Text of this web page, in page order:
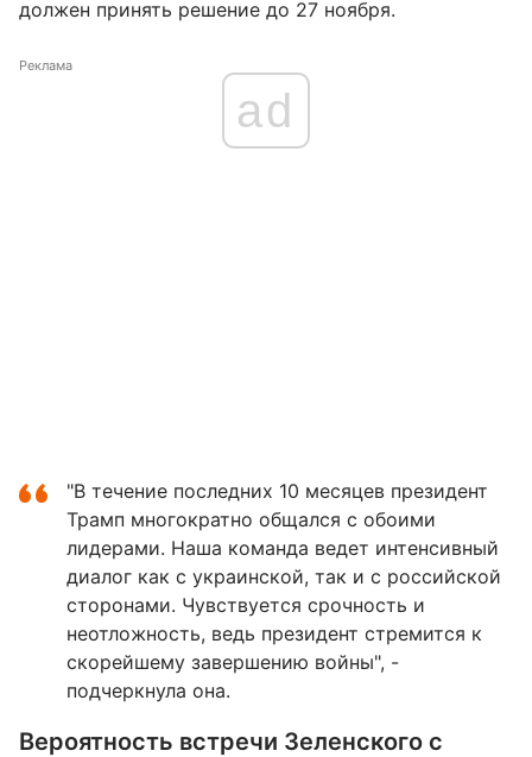
должен принять решение до 27 ноября.
Реклама
ad
"В течение последних 10 месяцев президент
Трамп многократно общался с обоими
лидерами. Наша команда ведет интенсивный
диалог как с украинской, так и с российской
сторонами. Чувствуется срочность и
неотложность, ведь президент стремится к
скорейшему завершению войны", -
подчеркнула она.
Вероятность встречи Зеленского с